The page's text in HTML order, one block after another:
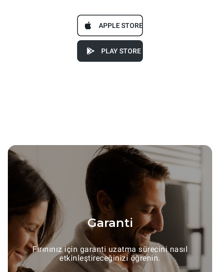
APPLE STORE
PLAY STORE
Garanti
Fırınınız için garanti uzatma sürecini nasıl
etkinleştireceğinizi öğrenin.